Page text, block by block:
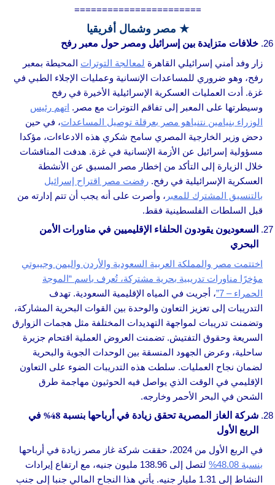
=======================
★ مصر وشمال أفريقيا
خلافات متزايدة بين إسرائيل ومصر حول معبر رفح
زار وفد أمني إسرائيلي القاهرة لمعالجة التوترات المحيطة بمعبر
رفح، وهو ضروري للمساعدات الإنسانية وعمليات الإجلاء الطبي في
غزة. أدت العمليات العسكرية الإسرائيلية الأخيرة في رفح
وسيطرتها على المعبر إلى تفاقم التوترات مع مصر. اتهم رئيس
الوزراء بنيامين نتنياهو مصر بعرقلة توصيل المساعدات، في حين
دحض وزير الخارجية المصري سامح شكري هذه الادعاءات، مؤكدا
مسؤولية إسرائيل عن الأزمة الإنسانية في غزة. هدفت المناقشات
خلال الزيارة إلى التأكد من إخطار مصر المسبق عن الأنشطة
العسكرية الإسرائيلية في رفح. رفضت مصر اقتراح إسرائيل
بالتنسيق المشترك للمعبر ، وأصرت على أنه يجب أن تتم إدارته من
قبل السلطات الفلسطينية فقط.
السعوديون يقودون الحلفاء الإقليميين في مناورات الأمن
البحري
اختتمت مصر والمملكة العربية السعودية والأردن واليمن وجيبوتي
مؤخرًا مناورات تدريبية بحرية مشتركة، تُعرف باسم “الموجة
الحمراء – 7”
، أجريت في المياه الإقليمية السعودية. تهدف
التدريبات إلى تعزيز التعاون والوحدة بين القوات البحرية المشاركة،
وتضمنت تدريبات لمواجهة التهديدات المختلفة مثل هجمات الزوارق
السريعة وحقوق التفتيش. تضمنت العروض العملية اقتحام جزيرة
ساحلية، وعرض الجهود المنسقة بين الوحدات الجوية والبحرية
لضمان نجاح العمليات. سلطت هذه التدريبات الضوء على التعاون
الإقليمي في الوقت الذي يواصل فيه الحوثيون مهاجمة طرق
الشحن في البحر الأحمر وخارجه.
شركة الغاز المصرية تحقق زيادة في أرباحها بنسبة 48% في
الربع الأول
في الربع الأول من 2024، حققت شركة غاز مصر زيادة في أرباحها
بنسبة 48.08%
لتصل إلى 138.96 مليون جنيه، مع ارتفاع إيرادات
النشاط إلى 1.31 مليار جنيه. يأتي هذا النجاح المالي جنبا إلى جنب